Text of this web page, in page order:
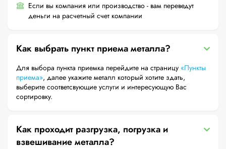
Если вы компания или производство - вам переведут
деньги на расчетный счет компании
Как выбрать пункт приема металла?
Для выбора пункта приемка перейдите на страницу «Пункты
приема», далее укажите металл который хотите здать,
выберите соответсвующие услуги и интересующую Вас
сортировку.
Как проходит разгрузка, погрузка и
взвешивание металла?